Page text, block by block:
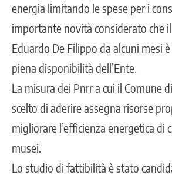
energia limitando le spese per i
importante novità considerato che
Eduardo De Filippo da alcuni mesi
piena disponibilità dell’Ente.
La misura dei Pnrr a cui il Comune
scelto di aderire assegna risorse
migliorare l’efficienza energetica di
musei.
Lo studio di fattibilità è stato